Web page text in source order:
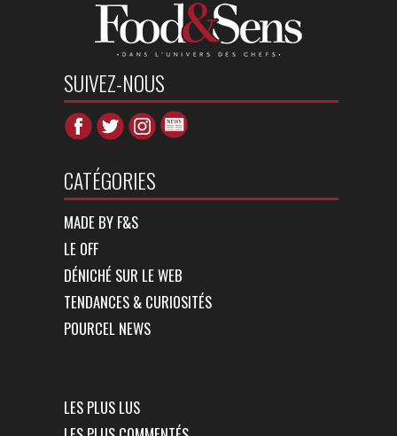
SUIVEZ-NOUS
CATÉGORIES
MADE BY F&S
LE OFF
DÉNICHÉ SUR LE WEB
TENDANCES & CURIOSITÉS
POURCEL NEWS
LES PLUS LUS